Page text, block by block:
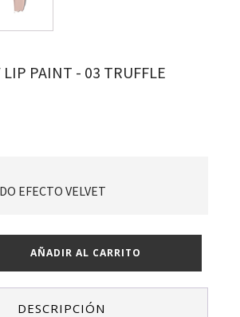
LIP PAINT - 03 TRUFFLE
EFECTO VELVET
AÑADIR AL CARRITO
DESCRIPCIÓN